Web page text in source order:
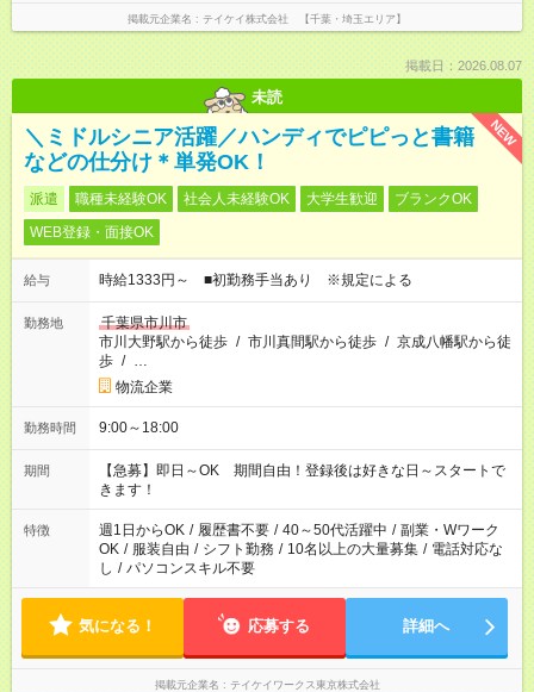
掲載元企業名 テイケイ株式会社 【千葉・埼玉エリア】
掲載日：2026.08.07
未読
NEW
＼ミドルシニア活躍／ハンディでピピっと書籍
などの仕分け＊単発OK！
派遣 職種未経験OK 社会人未経験OK 大学生歓迎
ブランクOK
WEB登録・面接OK
給与 時給1333円～ ■初勤務手当あり ※規定による
勤務地
千葉県市川市
市川大野駅から徒歩 / 市川真間駅から徒歩 / 京成八幡駅から徒
歩 / …
物流企業
勤務時間 9:00～18:00
期間
【急募】即日～OK 期間自由！登録後は好きな日～スタートで
きます！
特徴 週1日からOK / 履歴書不要 / 40～50代活躍中 / 副業・Wワーク
OK / 服装自由 / シフト勤務 / 10名以上の大量募集 / 電話対応な
し / パソコンスキル不要
気になる！ 応募する 詳細へ
掲載元企業名 テイケイワークス東京株式会社